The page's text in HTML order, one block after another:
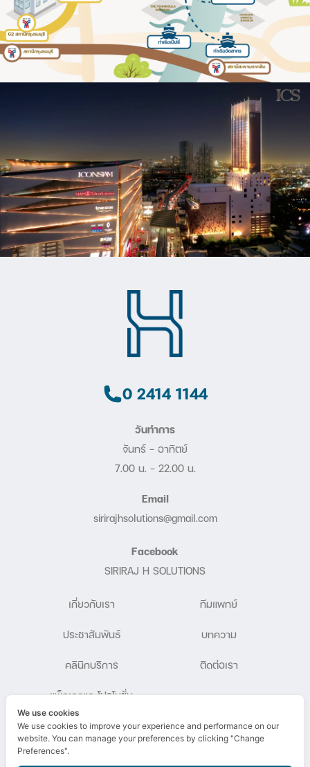
0 2414 1144
วันทำการ
จันทร์ - อาทิตย์
7.00 น. – 22.00 น.
Email
sirirajhsolutions@gmail.com
Facebook
SIRIRAJ H SOLUTIONS
เกี่ยวกับเรา ทีมแพทย์
ประชาสัมพันธ์ บทความ
คลินิกบริการ ติดต่อเรา
แพ็กเกจและโปรโมชั่น
We use cookies
We use cookies to improve your experience and performance on our
website. You can manage your preferences by clicking "Change
Preferences".